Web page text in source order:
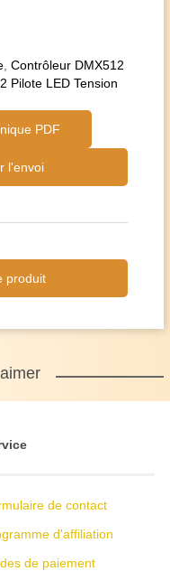
Contrôleur DMX512
Pilote LED Tension
PDF
l'envoi
produit
de contact
d'affiliation
de paiement